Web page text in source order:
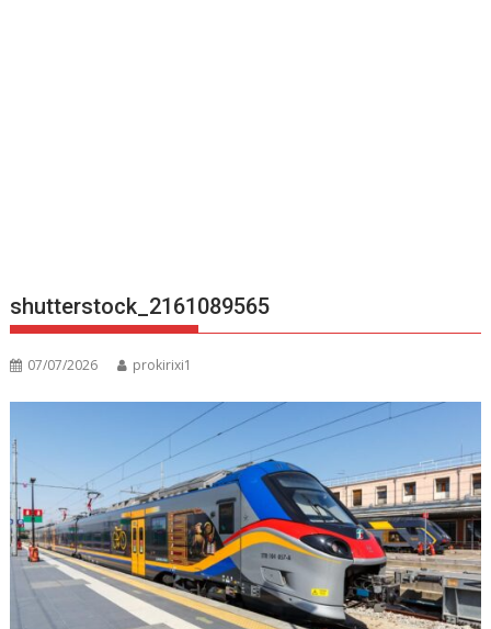
shutterstock_2161089565
07/07/2026 prokirixi1